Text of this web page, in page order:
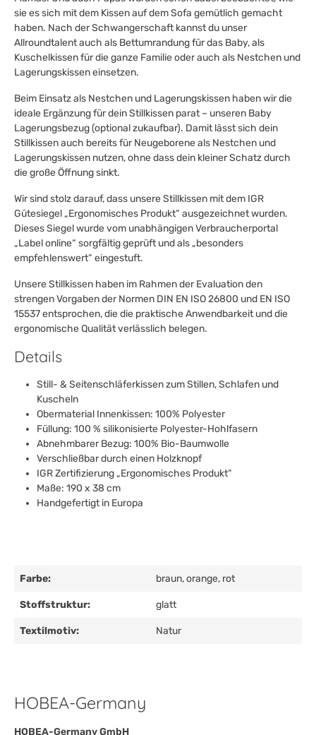
sie es sich mit dem Kissen auf dem Sofa gemütlich gemacht
haben. Nach der Schwangerschaft kannst du unser
Allroundtalent auch als Bettumrandung für das Baby, als
Kuschelkissen für die ganze Familie oder auch als Nestchen und
Lagerungskissen einsetzen.
Beim Einsatz als Nestchen und Lagerungskissen haben wir die
ideale Ergänzung für dein Stillkissen parat – unseren Baby
Lagerungsbezug (optional zukaufbar). Damit lässt sich dein
Stillkissen auch bereits für Neugeborene als Nestchen und
Lagerungskissen nutzen, ohne dass dein kleiner Schatz durch
die große Öffnung sinkt.
Wir sind stolz darauf, dass unsere Stillkissen mit dem IGR
Gütesiegel „Ergonomisches Produkt“ ausgezeichnet wurden.
Dieses Siegel wurde vom unabhängigen Verbraucherportal
„Label online“ sorgfältig geprüft und als „besonders
empfehlenswert“ eingestuft.
Unsere Stillkissen haben im Rahmen der Evaluation den
strengen Vorgaben der Normen DIN EN ISO 26800 und EN ISO
15537 entsprochen, die die praktische Anwendbarkeit und die
ergonomische Qualität verlässlich belegen.
Details
Still- & Seitenschläferkissen zum Stillen, Schlafen und
Kuscheln
Obermaterial Innenkissen: 100% Polyester
Füllung: 100 % silikonisierte Polyester-Hohlfasern
Abnehmbarer Bezug: 100% Bio-Baumwolle
Verschließbar durch einen Holzknopf
IGR Zertifizierung „Ergonomisches Produkt“
Maße: 190 x 38 cm
Handgefertigt in Europa
Farbe: braun, orange, rot
Stoffstruktur: glatt
Textilmotiv: Natur
HOBEA-Germany
HOBEA-Germany GmbH